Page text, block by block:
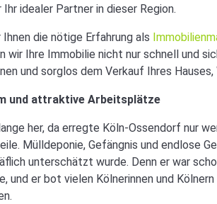
Ihr idealer Partner in dieser Region.
die nötige Erfahrung als
wir Ihre Immobilie nicht nur schnell und
und sorglos dem Verkauf Ihres
und attraktive Arbeitsplätze
her, da erregte Köln-Ossendorf nur
Mülldeponie, Gefängnis und endlose
unterschätzt wurde. Denn er war
und er bot vielen Kölnerinnen und